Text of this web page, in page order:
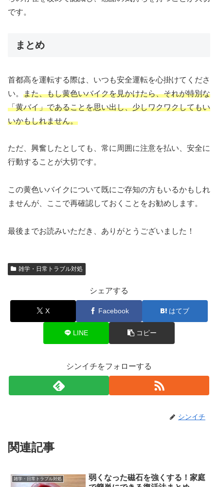
です。
まとめ
首都高を運転する際は、いつも安全運転を心掛けてくださ
い。 また、もし黄色いバイクを見かけたら、それが特別な
「黄バイ」であることを思い出し、少しワクワクしてもい
いかもしれません。
ただ、興奮したとしても、常に周囲に注意を払い、安全に
行動することが大切です。
この黄色いバイクについて既にご存知の方もいるかもしれ
ませんが、ここで再確認しておくことをお勧めします。
最後までお読みいただき、ありがとうございました！
雑学・日常トラブル対処
シェアする
X Facebook はてブ
LINE コピー
シンイチをフォローする
シンイチ
関連記事
雑学・日常トラブル対処
弱くなった磁石を強くする！家庭